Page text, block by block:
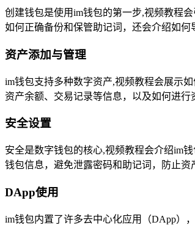
创建钱包是使用im钱包的第一步,视频教程
如何正确备份和保管助记词，还会介绍如何
资产添加与管理
im钱包支持多种数字资产,视频教程会展示
资产余额、交易记录等信息，以及如何进
安全设置
安全是数字钱包的核心,视频教程会介绍im
钱包信息，避免泄露密码和助记词，防止资
DApp使用
im钱包内置了许多去中心化应用（DApp）